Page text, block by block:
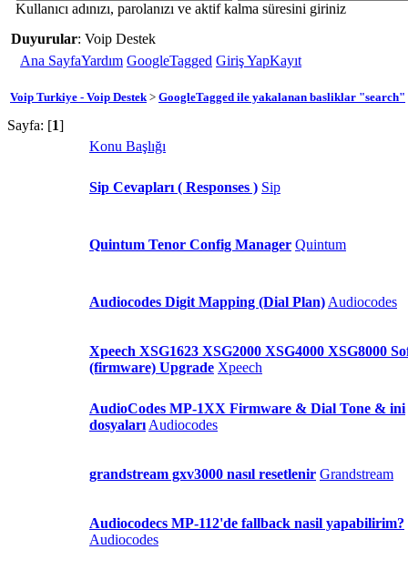
Kullanıcı adınızı, parolanızı ve aktif kalma süresini giriniz
Duyurular: Voip Destek
Ana SayfaYardım GoogleTagged Giriş YapKayıt
Voip Turkiye - Voip Destek > GoogleTagged ile yakalanan basliklar "search"
Sayfa: [1]
Konu Başlığı
Sip Cevapları ( Responses ) Sip
Quintum Tenor Config Manager Quintum
Audiocodes Digit Mapping (Dial Plan) Audiocodes
Xpeech XSG1623 XSG2000 XSG4000 XSG8000
(firmware) Upgrade Xpeech
AudioCodes MP-1XX Firmware & Dial Tone & ini
dosyaları Audiocodes
grandstream gxv3000 nasıl resetlenir Grandstream
Audiocodecs MP-112'de fallback nasil yapabilirim?
Audiocodes